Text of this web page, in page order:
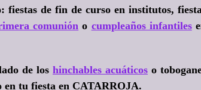
fiestas de fin de curso en institutos,
comunión o cumpleaños infantiles
de los hinchables acuáticos o
en tu fiesta en CATARROJA.